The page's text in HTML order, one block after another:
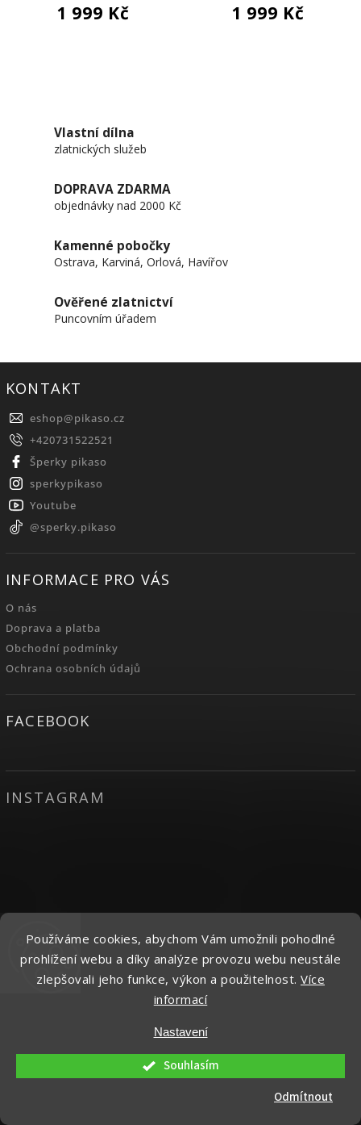
Používáme cookies, abychom Vám umožnili pohodlné
prohlížení webu a díky analýze provozu webu neustále
zlepšovali jeho funkce, výkon a použitelnost. Více
informací
Nastavení
Odmítnout
Souhlasím
1 999 Kč 1 999 Kč
Vlastní dílna
zlatnických služeb
DOPRAVA ZDARMA
objednávky nad 2000 Kč
Kamenné pobočky
Ostrava, Karviná, Orlová, Havířov
Ověřené zlatnictví
Puncovním úřadem
KONTAKT
eshop@pikaso.cz
+420731522521
Šperky pikaso
sperkypikaso
Youtube
@sperky.pikaso
INFORMACE PRO VÁS
O nás
Doprava a platba
Obchodní podmínky
Ochrana osobních údajů
FACEBOOK
INSTAGRAM